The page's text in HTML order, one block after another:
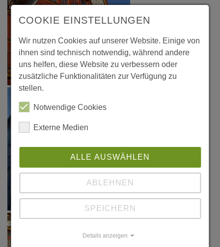
COOKIE EINSTELLUNGEN
Wir nutzen Cookies auf unserer Website. Einige von
ihnen sind technisch notwendig, während andere
uns helfen, diese Website zu verbessern oder
zusätzliche Funktionalitäten zur Verfügung zu
stellen.
Notwendige Cookies
Externe Medien
ALLE AUSWÄHLEN
ABLEHNEN
SPEICHERN
Details anzeigen